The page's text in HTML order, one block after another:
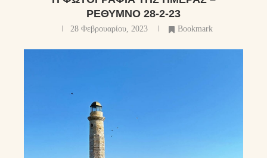
ΡΈΘΥΜΝΟ 28-2-23
28 Φεβρουαρίου, 2023 Bookmark